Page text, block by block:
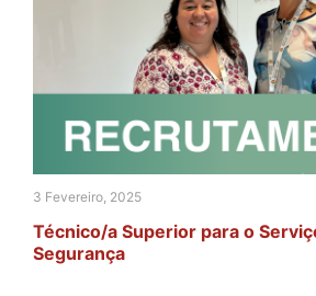
3 Fevereiro, 2025
Técnico/a Superior para o
Segurança